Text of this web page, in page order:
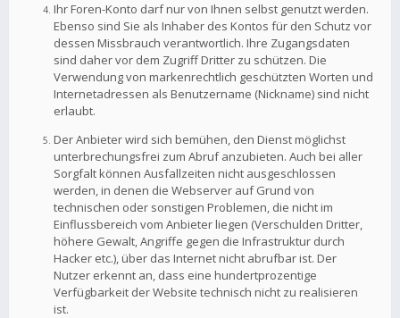
Ihr Foren-Konto darf nur von Ihnen selbst genutzt werden.
Ebenso sind Sie als Inhaber des Kontos für den Schutz vor
dessen Missbrauch verantwortlich. Ihre Zugangsdaten
sind daher vor dem Zugriff Dritter zu schützen. Die
Verwendung von markenrechtlich geschützten Worten und
Internetadressen als Benutzername (Nickname) sind nicht
erlaubt.
Der Anbieter wird sich bemühen, den Dienst möglichst
unterbrechungsfrei zum Abruf anzubieten. Auch bei aller
Sorgfalt können Ausfallzeiten nicht ausgeschlossen
werden, in denen die Webserver auf Grund von
technischen oder sonstigen Problemen, die nicht im
Einflussbereich vom Anbieter liegen (Verschulden Dritter,
höhere Gewalt, Angriffe gegen die Infrastruktur durch
Hacker etc.), über das Internet nicht abrufbar ist. Der
Nutzer erkennt an, dass eine hundertprozentige
Verfügbarkeit der Website technisch nicht zu realisieren
ist.